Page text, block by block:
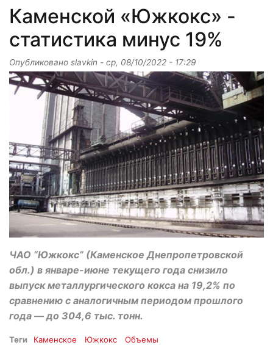
Каменской «Южкокс» -
статистика минус 19%
Опубликовано slavkin - ср, 08/10/2022 - 17:29
ЧАО “Южкокс” (Каменское Днепропетровской
обл.) в январе-июне текущего года снизило
выпуск металлургического кокса на 19,2% по
сравнению с аналогичным периодом прошлого
года — до 304,6 тыс. тонн.
Теги Каменское Южкокс Объемы